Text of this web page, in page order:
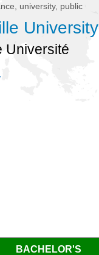
university, public
University
Université
BACHELOR'S